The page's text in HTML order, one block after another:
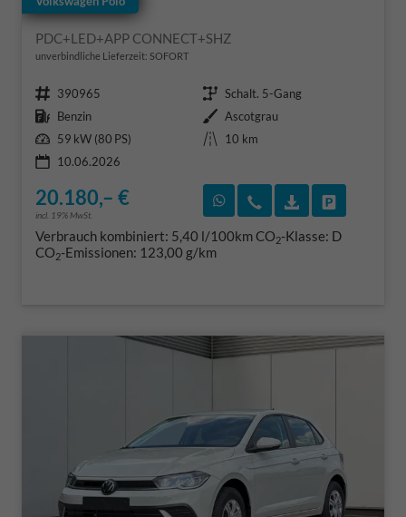
PDC+LED+APP CONNECT+SHZ
unverbindliche Lieferzeit: SOFORT
Fahrzeugnr. 390965 Getriebe Schalt. 5-Gang
Kraftstoff Benzin Außenfarbe Ascotgrau
Leistung 59 kW (80 PS) Kilometerstand
10 km
10.06.2026
20.180,– €
incl. 19% MwSt.
Rückruf vereinbaren
Wir rufen Sie an
Verbrauch kombiniert: 5,40 l/100kmCO2-Klasse: D
CO2-Emissionen: 123,00 g/km